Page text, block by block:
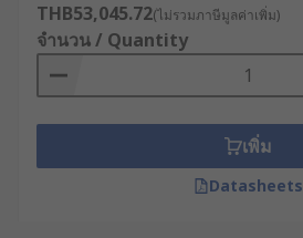
THB53,045.72(ไม่รวมภาษีมูลค่าเพิ่ม)
จำนวน / Quantity
เพิ่ม
Datasheets